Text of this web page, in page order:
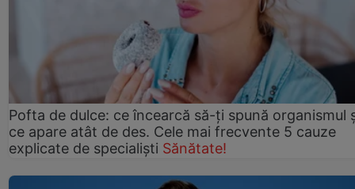
Pofta de dulce: ce încearcă să-ți spună organismul
ce apare atât de des. Cele mai frecvente 5 cauze
explicate de specialiști Sănătate!